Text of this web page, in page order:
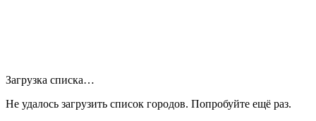
Загрузка списка…
Не удалось загрузить список городов. Попробуйте ещё раз.